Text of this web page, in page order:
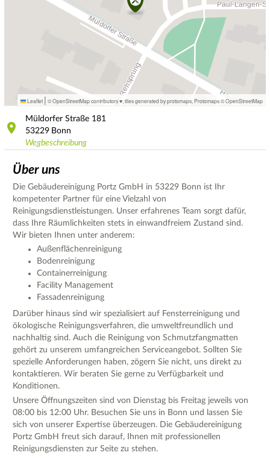
Leaflet | © OpenStreetMap contributors ♥, tiles generated by protomaps Protomaps©OpenStreetMap
Müldorfer Straße 181
53229 Bonn
Wegbeschreibung
Über uns
Die Gebäudereinigung Portz GmbH in 53229 Bonn ist Ihr
kompetenter Partner für eine Vielzahl von
Reinigungsdienstleistungen. Unser erfahrenes Team sorgt dafür,
dass Ihre Räumlichkeiten stets in einwandfreiem Zustand sind.
Wir bieten Ihnen unter anderem:
Außenflächenreinigung
Bodenreinigung
Containerreinigung
Facility Management
Fassadenreinigung
Darüber hinaus sind wir spezialisiert auf Fensterreinigung und
ökologische Reinigungsverfahren, die umweltfreundlich und
nachhaltig sind. Auch die Reinigung von Schmutzfangmatten
gehört zu unserem umfangreichen Serviceangebot. Sollten Sie
spezielle Anforderungen haben, zögern Sie nicht, uns direkt zu
kontaktieren. Wir beraten Sie gerne zu Verfügbarkeit und
Konditionen.
Unsere Öffnungszeiten sind von Dienstag bis Freitag jeweils von
08:00 bis 12:00 Uhr. Besuchen Sie uns in Bonn und lassen Sie
sich von unserer Expertise überzeugen. Die Gebäudereinigung
Portz GmbH freut sich darauf, Ihnen mit professionellen
Reinigungsdiensten zur Seite zu stehen.